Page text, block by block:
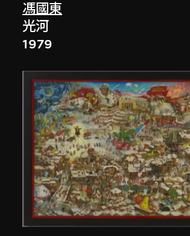
馮國東
光河
1979